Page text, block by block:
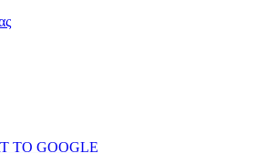
TO GOOGLE